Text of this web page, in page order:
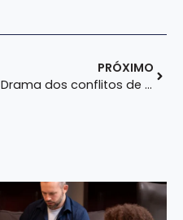
PRÓXIMO
Drama dos conflitos de interesses em empresas familiares